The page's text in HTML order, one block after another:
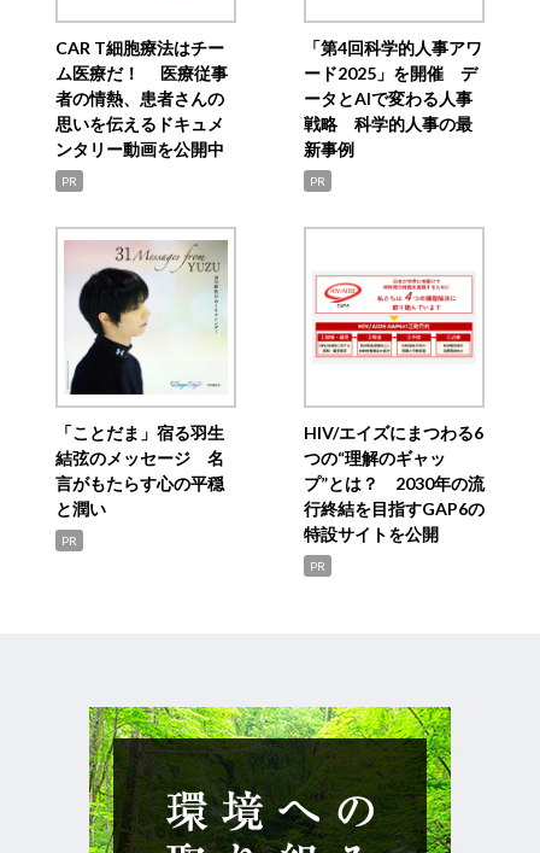
CAR T細胞療法はチー
ム医療だ！ 医療従事
者の情熱、患者さんの
思いを伝えるドキュメ
ンタリー動画を公開中
PR
「第4回科学的人事アワ
ード2025」を開催 デ
ータとAIで変わる人事
戦略 科学的人事の最
新事例
PR
「ことだま」宿る羽生
結弦のメッセージ 名
言がもたらす心の平穏
と潤い
PR
HIV/エイズにまつわる6
つの“理解のギャッ
プ”とは？ 2030年の流
行終結を目指すGAP6の
特設サイトを公開
PR